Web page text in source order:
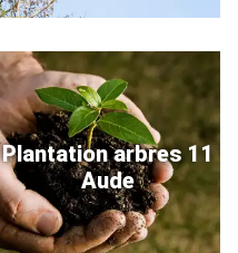
Plantation arbres 11
Aude